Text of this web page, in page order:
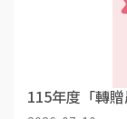
115年度「轉